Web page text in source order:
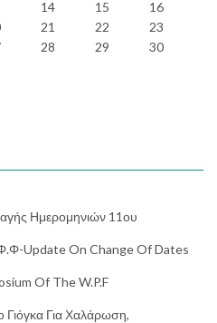
14 15
16
21 22
23
28 29
30
Ημερομηνιών 11ου
Update On Change Of Dates
Of The W.P.F
Γιόγκα Για Χαλάρωση,